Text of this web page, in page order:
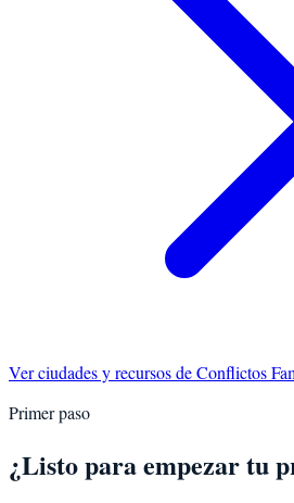
Ver ciudades y recursos deConflictos
Primer paso
¿Listo para empezar tu